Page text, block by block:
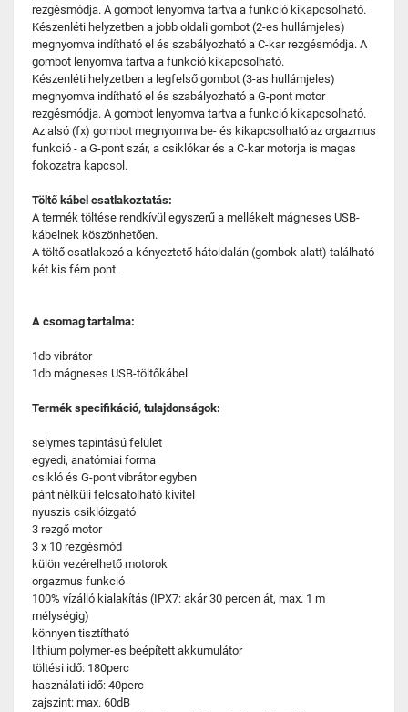
rezgésmódja. A gombot lenyomva tartva a funkció kikapcsolható.
Készenléti helyzetben a jobb oldali gombot (2-es hullámjeles)
megnyomva indítható el és szabályozható a C-kar rezgésmódja. A
gombot lenyomva tartva a funkció kikapcsolható.
Készenléti helyzetben a legfelső gombot (3-as hullámjeles)
megnyomva indítható el és szabályozható a G-pont motor
rezgésmódja. A gombot lenyomva tartva a funkció kikapcsolható.
Az alsó (fx) gombot megnyomva be- és kikapcsolható az orgazmus
funkció - a G-pont szár, a csiklókar és a C-kar motorja is magas
fokozatra kapcsol.
Töltő kábel csatlakoztatás:
A termék töltése rendkívül egyszerű a mellékelt mágneses USB-
kábelnek köszönhetően.
A töltő csatlakozó a kényeztető hátoldalán (gombok alatt) található
két kis fém pont.
A csomag tartalma:
1db vibrátor
1db mágneses USB-töltőkábel
Termék specifikáció, tulajdonságok:
selymes tapintású felület
egyedi, anatómiai forma
csikló és G-pont vibrátor egyben
pánt nélküli felcsatolható kivitel
nyuszis csiklóizgató
3 rezgő motor
3 x 10 rezgésmód
külön vezérelhető motorok
orgazmus funkció
100% vízálló kialakítás (IPX7: akár 30 percen át, max. 1 m
mélységig)
könnyen tisztítható
lithium polymer-es beépített akkumulátor
töltési idő: 180perc
használati idő: 40perc
zajszint: max. 60dB